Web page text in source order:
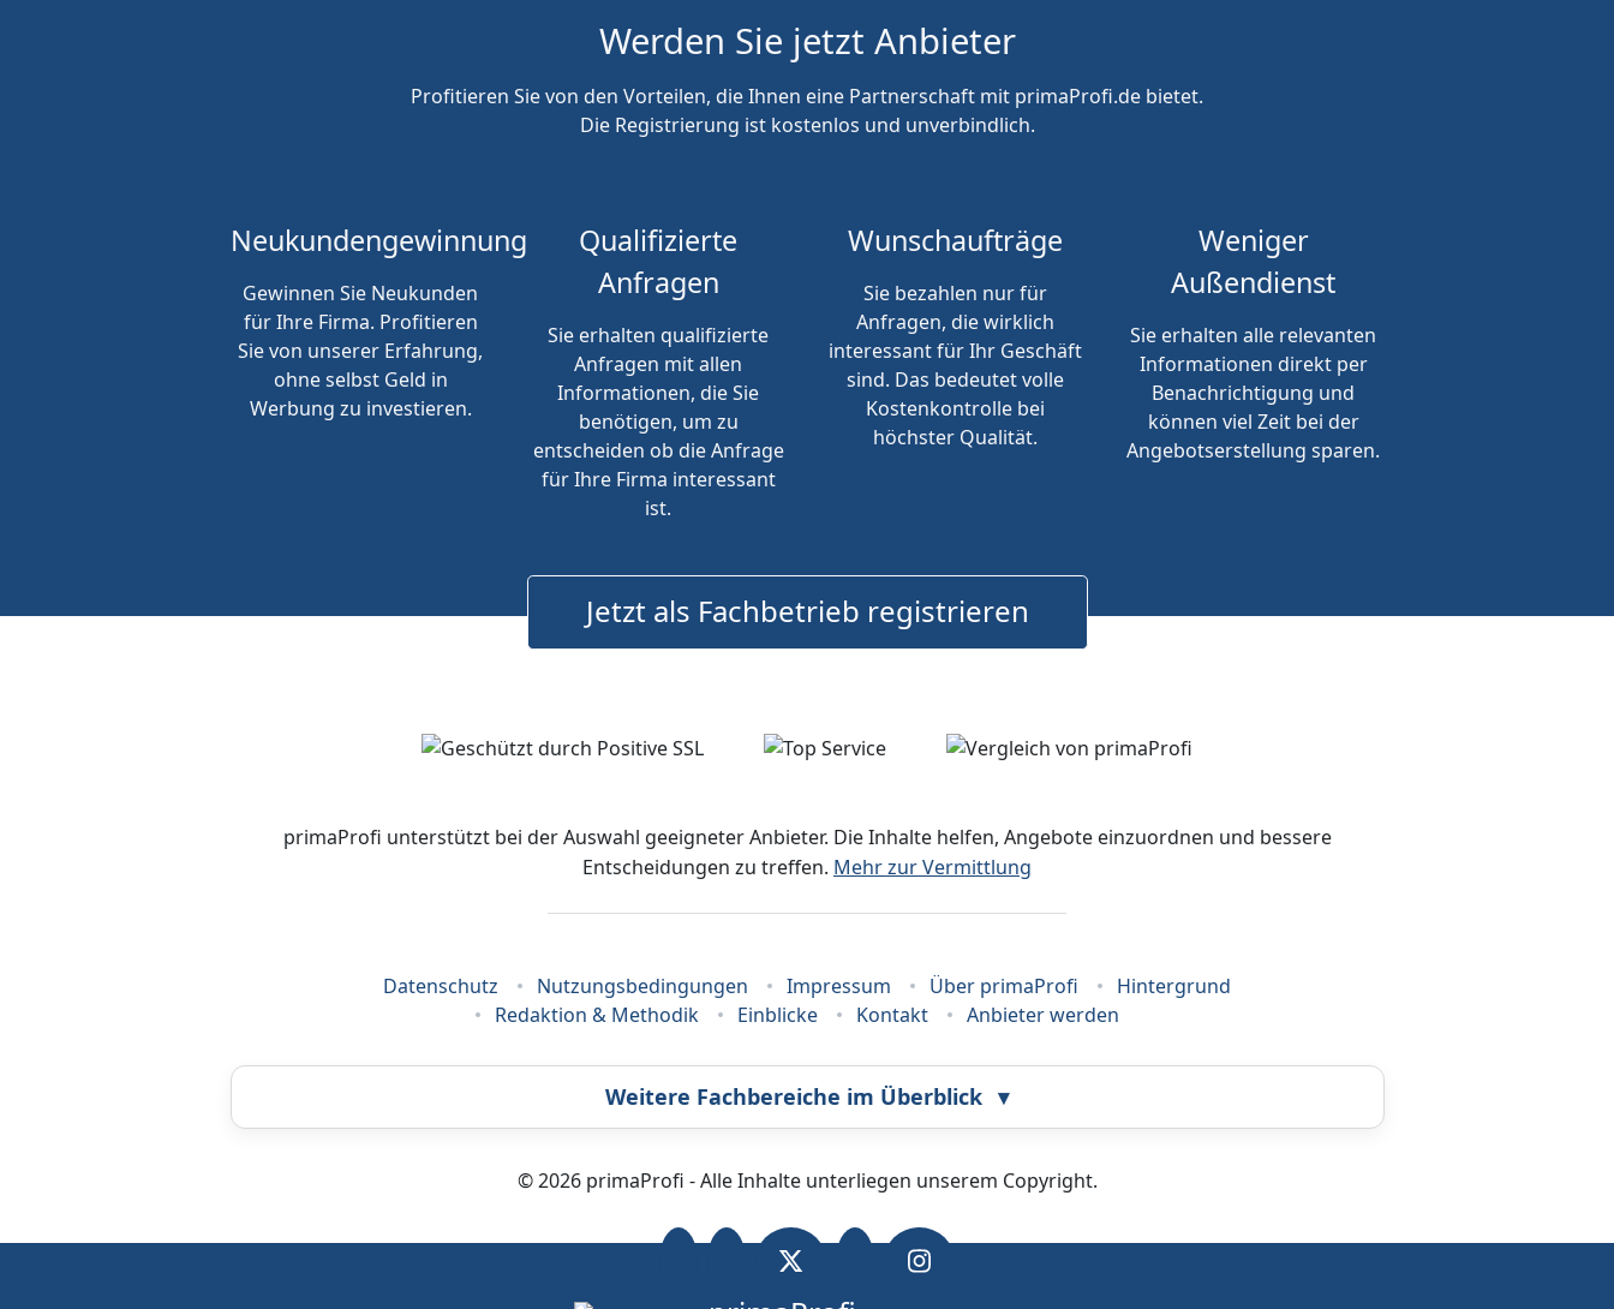
Werden Sie jetzt Anbieter
Profitieren Sie von den Vorteilen, die Ihnen eine Partnerschaft mit primaProfi.de bietet.
Die Registrierung ist kostenlos und unverbindlich.
Neukundengewinnung
Gewinnen Sie Neukunden
für Ihre Firma. Profitieren
Sie von unserer Erfahrung,
ohne selbst Geld in
Werbung zu investieren.
Qualifizierte
Anfragen
Sie erhalten qualifizierte
Anfragen mit allen
Informationen, die Sie
benötigen, um zu
entscheiden ob die Anfrage
für Ihre Firma interessant
ist.
Wunschaufträge
Sie bezahlen nur für
Anfragen, die wirklich
interessant für Ihr Geschäft
sind. Das bedeutet volle
Kostenkontrolle bei
höchster Qualität.
Weniger
Außendienst
Sie erhalten alle relevanten
Informationen direkt per
Benachrichtigung und
können viel Zeit bei der
Angebotserstellung sparen.
Jetzt als Fachbetrieb registrieren
primaProfi unterstützt bei der Auswahl geeigneter Anbieter. Die Inhalte helfen, Angebote einzuordnen und bessere
Entscheidungen zu treffen. Mehr zur Vermittlung
Datenschutz Nutzungsbedingungen Impressum Über primaProfi
Hintergrund
Redaktion & Methodik
Einblicke Kontakt Anbieter werden
Weitere Fachbereiche im Überblick ▾
Bestatter Callcenter
Energieberatung Fahrzeugortung Fotografie Frankiermaschine
© 2026 primaProfi - Alle Inhalte unterliegen unserem Copyright.